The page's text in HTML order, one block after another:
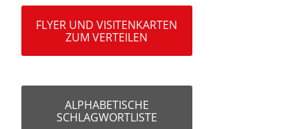
FLYER UND VISITENKARTEN
ZUM VERTEILEN
ALPHABETISCHE
SCHLAGWORTLISTE